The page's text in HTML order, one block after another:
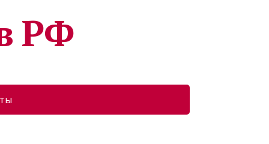
РФ